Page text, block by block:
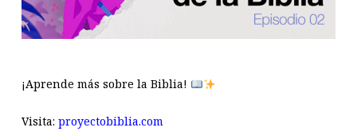
¡Aprende más sobre la Biblia!
Visita: proyectobiblia.com